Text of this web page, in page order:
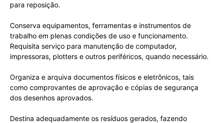
para reposição.
Conserva equipamentos, ferramentas e instrumentos de
trabalho em plenas condições de uso e funcionamento.
Requisita serviço para manutenção de computador,
impressoras, plotters e outros periféricos, quando necessário.
Organiza e arquiva documentos físicos e eletrônicos, tais
como comprovantes de aprovação e cópias de segurança
dos desenhos aprovados.
Destina adequadamente os resíduos gerados, fazendo